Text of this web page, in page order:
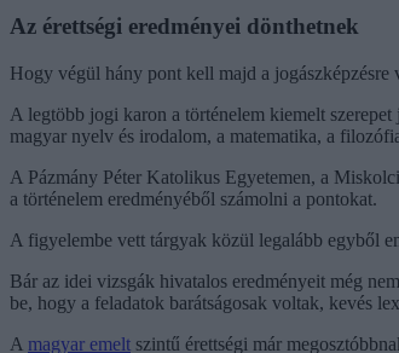
Az érettségi eredményei dönthetnek
Hogy végül hány pont kell majd a jogászképzésre
A legtöbb jogi karon a történelem kiemelt
magyar nyelv és irodalom, a matematika, a
A Pázmány Péter Katolikus Egyetemen, a
a történelem eredményéből számolni a pontokat.
A figyelembe vett tárgyak közül legalább egyből
Bár az idei vizsgák hivatalos eredményeit még
be, hogy a feladatok barátságosak voltak, kevés
A magyar emelt szintű érettségi már